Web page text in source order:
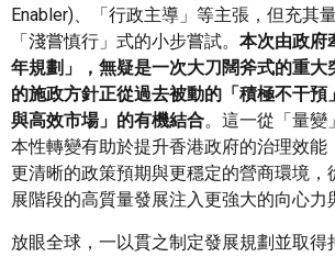
Enabler)、「行政主導」等主張，但充其
「淺嘗慎行」式的小步嘗試。 本次由政府
年規劃」，無疑是一次大刀闊斧式的重大
的施政方針正從過去被動的「積極不干預
與高效市場」的有機結合。這一從「量變
本性轉變有助於提升香港政府的治理效能
更清晰的政策預期與更穩定的營商環境，
展階段的高質量發展注入更強大的向心力
放眼全球，一以貫之制定發展規劃並取得